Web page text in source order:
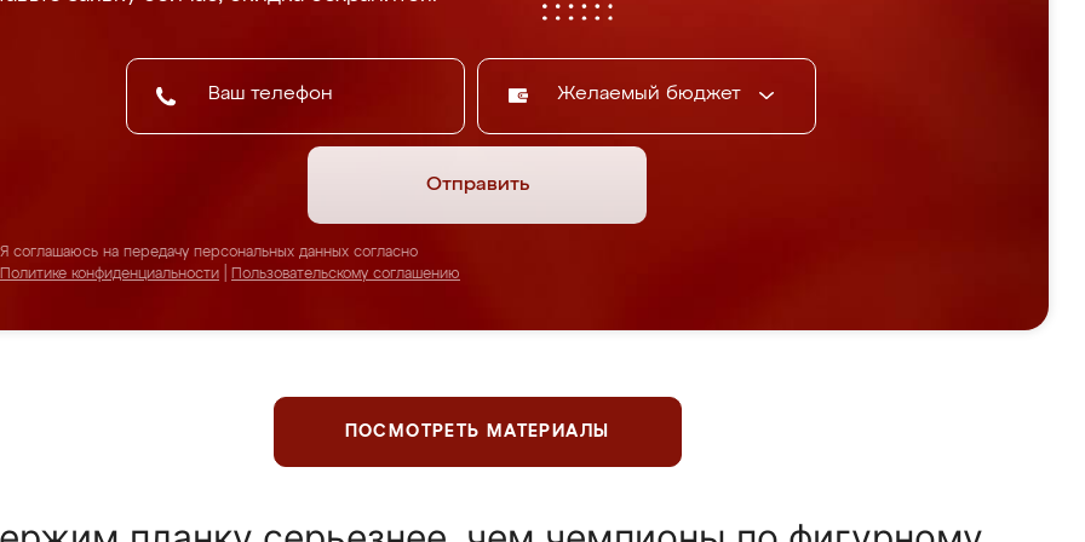
Желаемый бюджет
Отправить
Я соглашаюсь на передачу персональных данных согласно
Политике конфиденциальности
Пользовательскому соглашению
ПОСМОТРЕТЬ МАТЕРИАЛЫ